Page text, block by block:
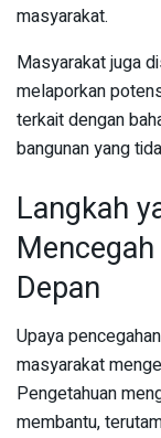
masyarakat.
Masyarakat juga
melaporkan
terkait dengan
bangunan yang
Langkah
Depan
Upaya
masyarakat
Pengetahuan
membantu,